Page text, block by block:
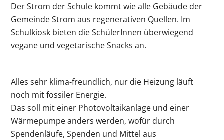
Der Strom der Schule kommt wie alle Gebäude der
Gemeinde Strom aus regenerativen Quellen. Im
Schulkiosk bieten die SchülerInnen überwiegend
vegane und vegetarische Snacks an.
Alles sehr klima-freundlich, nur die Heizung läuft
noch mit fossiler Energie.
Das soll mit einer Photovoltaikanlage und einer
Wärmepumpe anders werden, wofür durch
Spendenläufe, Spenden und Mittel aus